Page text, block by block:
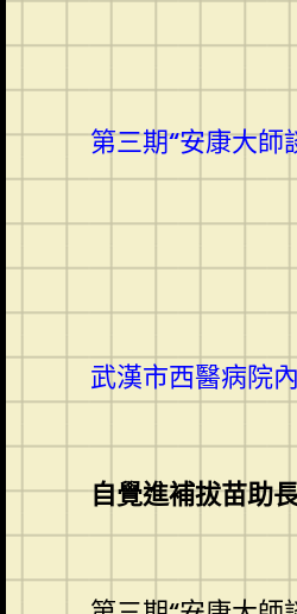
第三期“安康大師談
武漢市西醫病院內
自覺進補拔苗助